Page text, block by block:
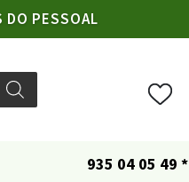
DO PESSOAL
935 04 05 49 *